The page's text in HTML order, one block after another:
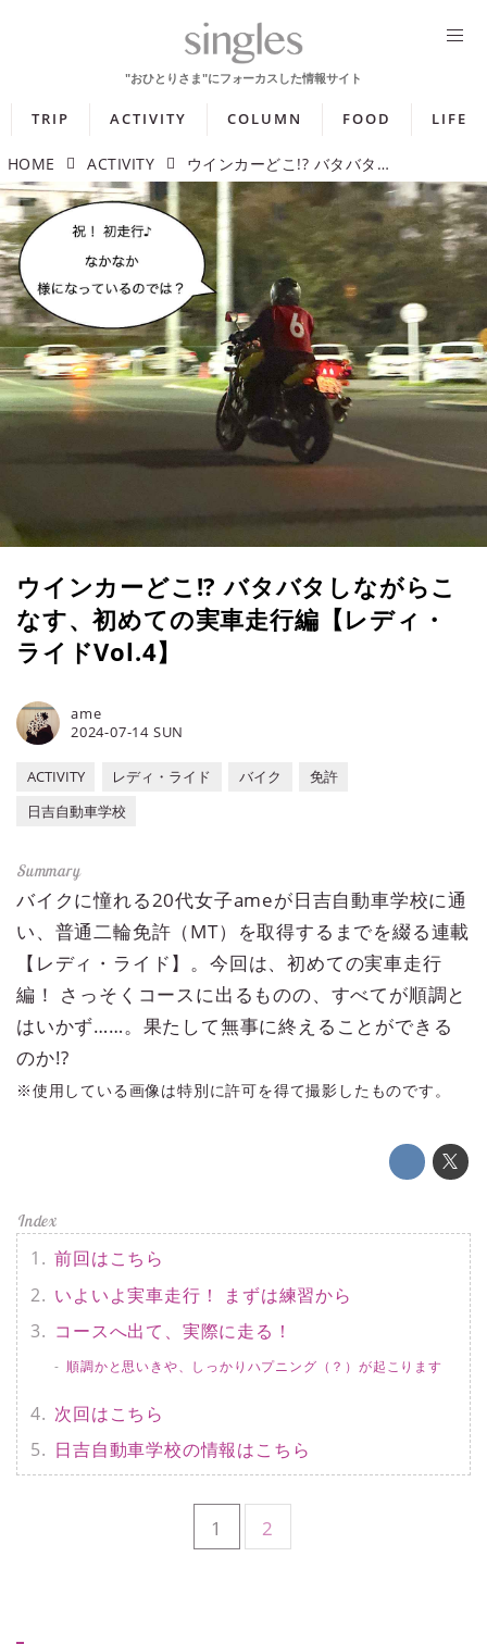
TRIP ACTIVITY COLUMN FOOD LIFE
HOME ACTIVITY ウインカーどこ!? バタバタしながらこなす、初めての実車走行編【レディ・ライドVol.4】
ウインカーどこ!? バタバタしながらこ
なす、初めての実車走行編【レディ・
ライドVol.4】
2024-07-14 SUN
ame
ACTIVITY レディ・ライド バイク
免許
日吉自動車学校
バイクに憧れる20代女子ameが日吉自動車学校に通
い、普通二輪免許（MT）を取得するまでを綴る連載
【レディ・ライド】。今回は、初めての実車走行
編！ さっそくコースに出るものの、すべてが順調と
はいかず……。果たして無事に終えることができる
のか!?
※使用している画像は特別に許可を得て撮影したものです。
前回はこちら
いよいよ実車走行！ まずは練習から
コースへ出て、実際に走る！
順調かと思いきや、しっかりハプニング（？）が起こります
次回はこちら
日吉自動車学校の情報はこちら
1 2